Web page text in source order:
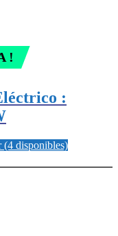
!
:
(4 disponibles)